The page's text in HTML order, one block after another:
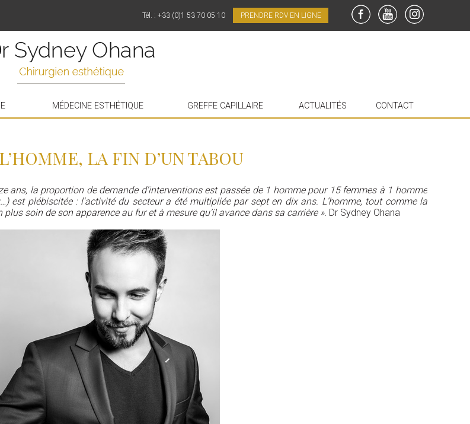
PRENDRE RDV EN LIGNE
Tél. : +33 (0)1 53 70 05 10
MÉDECINE ESTHÉTIQUE GREFFE CAPILLAIRE ACTUALITÉS CONTACT
LA FIN D’UN TABOU
ans, la proportion de demande d'interventions est passée de 1 homme pour 15 femmes à 1 homme
est plébiscitée : l'activité du secteur a été multipliée par sept en dix ans. L’homme, tout comme la
soin de son apparence au fur et à mesure qu’il avance dans sa carrière ». Dr Sydney Ohana